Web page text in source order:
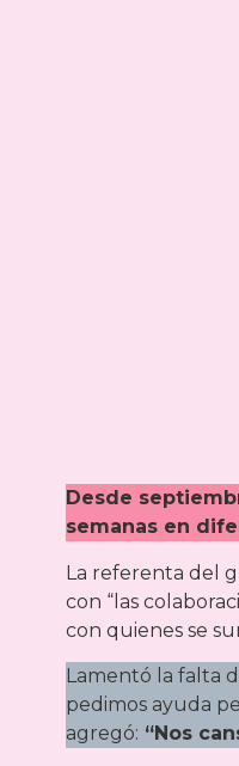
Desde
semanas en
La referenta del
con “las
con quienes se
Lamentó la falta
pedimos ayuda
agregó: “Nos